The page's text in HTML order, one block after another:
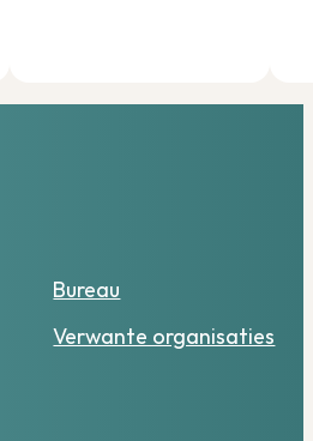
Bureau
Verwante organisaties